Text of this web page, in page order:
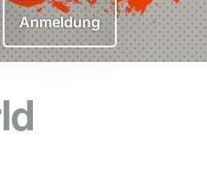
Anmeldung